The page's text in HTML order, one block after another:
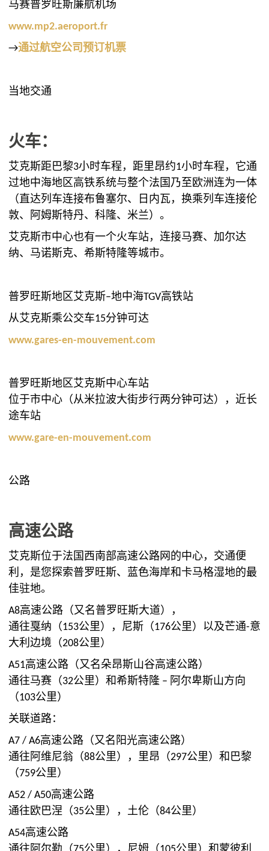
马赛普罗旺斯廉航机场
www.mp2.aeroport.fr
→通过航空公司预订机票
当地交通
火车：
艾克斯距巴黎3小时车程，距里昂约1小时车程，它通
过地中海地区高铁系统与整个法国乃至欧洲连为一体
（直达列车连接布鲁塞尔、日内瓦，换乘列车连接伦
敦、阿姆斯特丹、科隆、米兰）。
艾克斯市中心也有一个火车站，连接马赛、加尔达
纳、马诺斯克、希斯特隆等城市。
普罗旺斯地区艾克斯–地中海TGV高铁站
从艾克斯乘公交车15分钟可达
www.gares-en-mouvement.com
普罗旺斯地区艾克斯中心车站
位于市中心（从米拉波大街步行两分钟可达），近长
途车站
www.gare-en-mouvement.com
公路
高速公路
艾克斯位于法国西南部高速公路网的中心，交通便
利，是您探索普罗旺斯、蓝色海岸和卡马格湿地的最
佳驻地。
A8高速公路（又名普罗旺斯大道），
通往戛纳（153公里），尼斯（176公里）以及芒通-意
大利边境（208公里）
A51高速公路（又名朵昂斯山谷高速公路）
通往马赛（32公里）和希斯特隆 – 阿尔卑斯山方向
（103公里）
关联道路：
A7 / A6高速公路（又名阳光高速公路）
通往阿维尼翁（88公里），里昂（297公里）和巴黎
（759公里）
A52 / A50高速公路
通往欧巴涅（35公里），土伦（84公里）
A54高速公路